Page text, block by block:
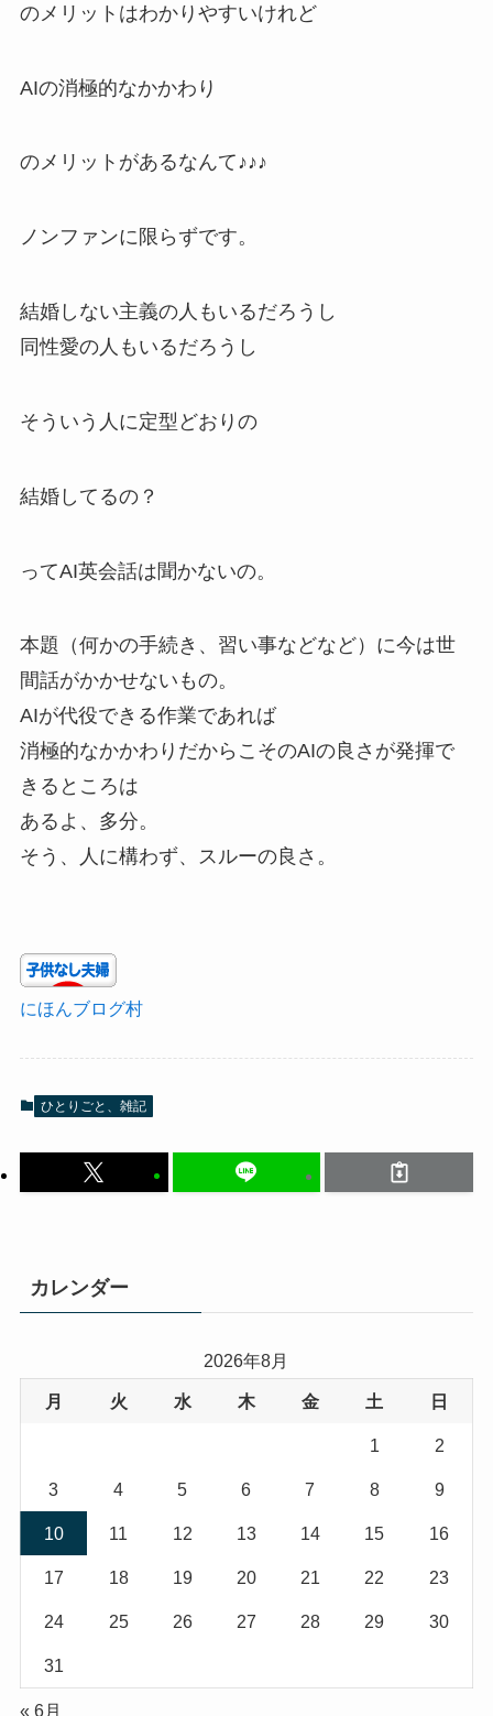
のメリットはわかりやすいけれど
AIの消極的なかかわり
のメリットがあるなんて♪♪♪
ノンファンに限らずです。
結婚しない主義の人もいるだろうし
同性愛の人もいるだろうし
そういう人に定型どおりの
結婚してるの？
ってAI英会話は聞かないの。
本題（何かの手続き、習い事などなど）に今は世
間話がかかせないもの。
AIが代役できる作業であれば
消極的なかかわりだからこそのAIの良さが発揮で
きるところは
あるよ、多分。
そう、人に構わず、スルーの良さ。
にほんブログ村
ひとりごと、雑記
カレンダー
2026年8月
月 火 水 木 金 土 日
1 2
3 4 5 6 7 8 9
10 11 12 13 14 15 16
17 18 19 20 21 22 23
24 25 26 27 28 29 30
31
« 6月